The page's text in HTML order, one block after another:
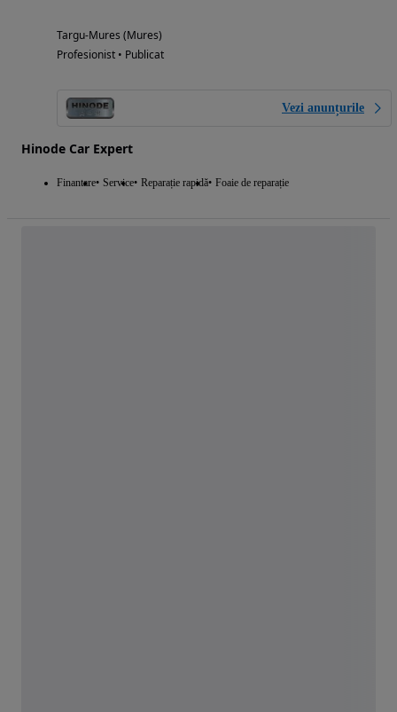
Targu-Mures (Mures)
Profesionist • Publicat
Vezi anunțurile
Hinode Car Expert
Finantare Service Reparație rapidă Foaie de reparație